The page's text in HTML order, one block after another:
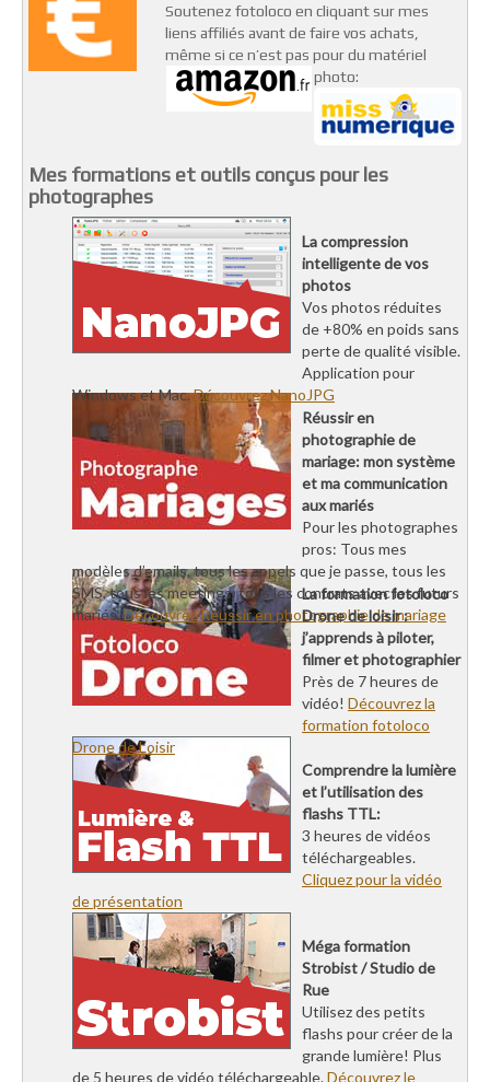
Soutenez fotoloco en cliquant sur mes
liens affiliés avant de faire vos achats,
même si ce n’est pas pour du matériel
photo:
Mes formations et outils conçus pour les
photographes
La compression
intelligente de vos
photos
Vos photos réduites
de +80% en poids sans
perte de qualité visible.
Application pour
Windows et Mac.Découvrez NanoJPG
Réussir en
photographie de
mariage: mon système
et ma communication
aux mariés
Pour les photographes
pros: Tous mes
modèles d’emails, tous les appels que je passe, tous les
SMS, tous les meetings, tous les contrats avec les futurs
mariés.Découvrez Réussir en photographie de mariage
La formation fotoloco
Drone de loisir :
j’apprends à piloter,
filmer et photographier
Près de 7 heures de
vidéo! Découvrez la
formation fotoloco
Drone de Loisir
Comprendre la lumière
et l’utilisation des
flashs TTL:
3 heures de vidéos
téléchargeables.
Cliquez pour la vidéo
de présentation
Méga formation
Strobist / Studio de
Rue
Utilisez des petits
flashs pour créer de la
grande lumière! Plus
de 5 heures de vidéo téléchargeable.Découvrez le